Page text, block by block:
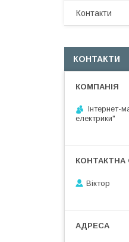
Контакти
КОНТАКТИ
Інтернет-
електрики"
Віктор